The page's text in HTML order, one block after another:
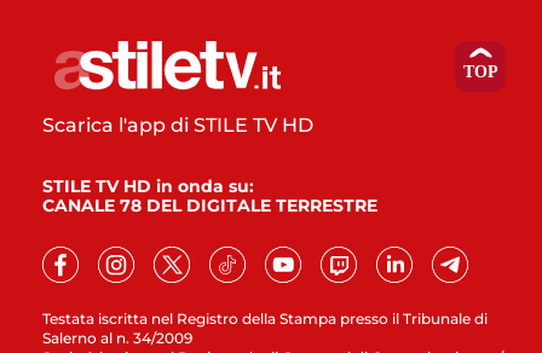
Testata iscritta nel Registro della Stampa presso il Tribunale di
Salerno al n. 34/2009
Scarica l'app di STILE TV HD
STILE TV HD in onda su:
CANALE 78 DEL DIGITALE TERRESTRE